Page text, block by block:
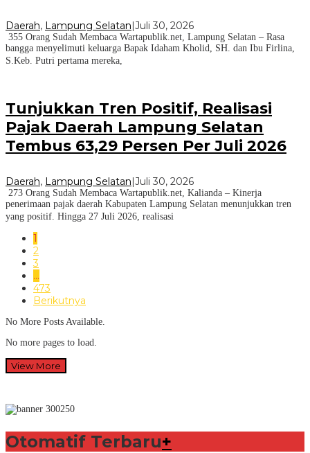
Daerah, Lampung Selatan|Juli 30, 2026
355 Orang Sudah Membaca Wartapublik.net, Lampung Selatan – Rasa
bangga menyelimuti keluarga Bapak Idaham Kholid, SH. dan Ibu Firlina,
S.Keb. Putri pertama mereka,
Tunjukkan Tren Positif, Realisasi
Pajak Daerah Lampung Selatan
Tembus 63,29 Persen Per Juli 2026
Daerah, Lampung Selatan Juli 30, 2026
273 Orang Sudah Membaca Wartapublik.net, Kalianda – Kinerja
penerimaan pajak daerah Kabupaten Lampung Selatan menunjukkan tren
yang positif. Hingga 27 Juli 2026, realisasi
1
2
3
…
473
Berikutnya
No More Posts Available.
No more pages to load.
View More
Otomatif Terbaru+